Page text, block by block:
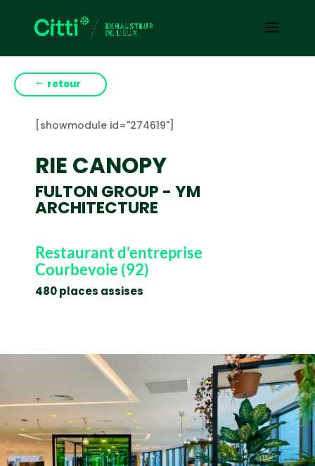
retour
[showmodule id="274619"]
RIE CANOPY
FULTON GROUP - YM
ARCHITECTURE
Restaurant d’entreprise
Courbevoie (92)
480 places assises